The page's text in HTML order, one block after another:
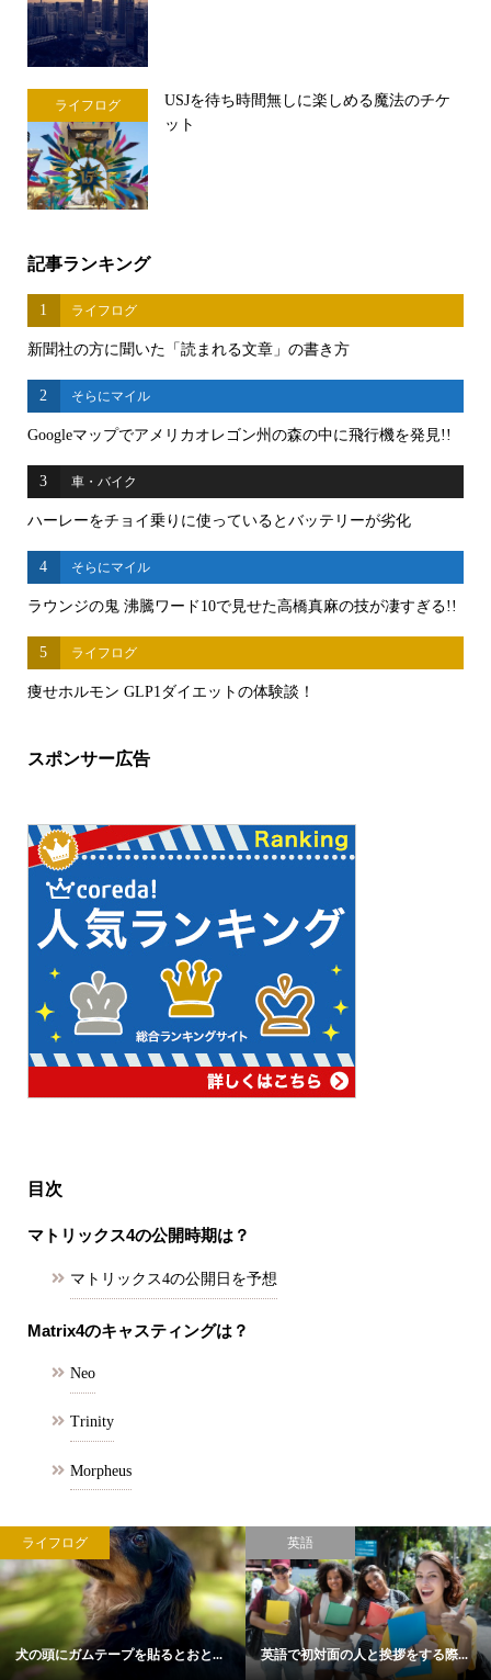
ライフログ
USJを待ち時間無しに楽しめる魔法のチケ
ット
記事ランキング
1 ライフログ
新聞社の方に聞いた「読まれる文章」の書き方
2 そらにマイル
Googleマップでアメリカオレゴン州の森の中に飛行機を発見!!
3 車・バイク
ハーレーをチョイ乗りに使っているとバッテリーが劣化
4 そらにマイル
ラウンジの鬼 沸騰ワード10で見せた高橋真麻の技が凄すぎる!!
5 ライフログ
痩せホルモン GLP1ダイエットの体験談！
スポンサー広告
目次
マトリックス4の公開時期は？
マトリックス4の公開日を予想
Matrix4のキャスティングは？
Neo
Trinity
Morpheus
ライフログ
犬の頭にガムテープを貼るとおと...
英語
英語で初対面の人と挨拶をする際...